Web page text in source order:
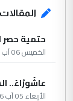
المقالات
حتمية حصر
الخميس 06 آب 2026
عاشُورْاءُ..
الأربعاء 05 آب 2026